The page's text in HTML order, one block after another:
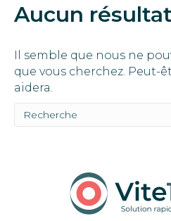
Aucun résultat
Il semble que nous ne
que vous cherchez. Peut-
aidera.